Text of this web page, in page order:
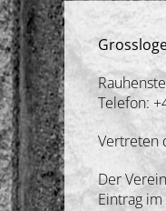
Telefon:
Vertreten
Der
Eintrag